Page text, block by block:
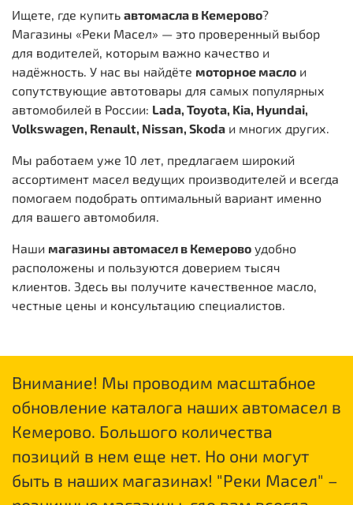
Ищете, где купить автомасла в Кемерово?
Магазины «Реки Масел» — это проверенный выбор
для водителей, которым важно качество и
надёжность. У нас вы найдёте моторное масло и
сопутствующие автотовары для самых популярных
автомобилей в России: Lada, Toyota, Kia, Hyundai,
Volkswagen, Renault, Nissan, Skoda и многих других.
Мы работаем уже 10 лет, предлагаем широкий
ассортимент масел ведущих производителей и всегда
помогаем подобрать оптимальный вариант именно
для вашего автомобиля.
Наши магазины автомасел в Кемерово удобно
расположены и пользуются доверием тысяч
клиентов. Здесь вы получите качественное масло,
честные цены и консультацию специалистов.
Внимание! Мы проводим масштабное
обновление каталога наших автомасел в
Кемерово. Большого количества
позиций в нем еще нет. Но они могут
быть в наших магазинах! "Реки Масел" –